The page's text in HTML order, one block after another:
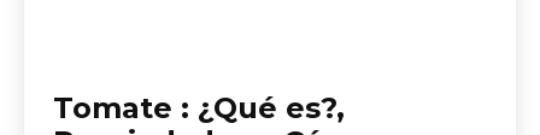
Tomate : ¿Qué es?,